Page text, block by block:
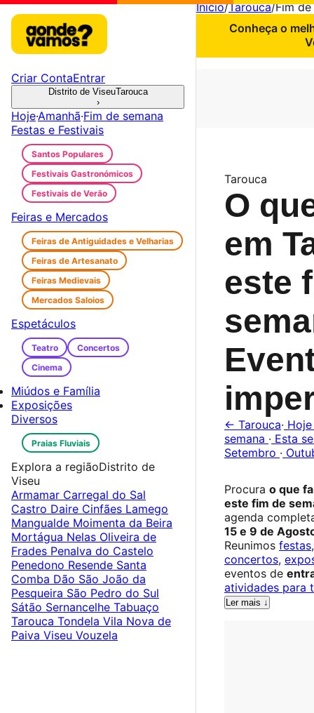
Início/Tarouca/Fim de
Conheça o
Tarouca
O
em
este
← Tarouca·
semana · Esta
Setembro ·
Procura o que
este fim de
agenda
15 e 9 de
Reunimos festas
concertos,
eventos de
atividades para
Ler mais ↓
Criar ContaEntrar
Distrito de ViseuTarouca
›
Hoje·Amanhã·Fim de semana
Festas e Festivais
Santos Populares
Festivais Gastronómicos
Festivais de Verão
Feiras e Mercados
Feiras de Antiguidades e Velharias
Feiras de Artesanato
Feiras Medievais
Mercados Saloios
Espetáculos
Teatro
Concertos
Cinema
Miúdos e Família
Exposições
Diversos
Praias Fluviais
Explora a regiãoDistrito de
Viseu
Armamar Carregal do Sal
Castro Daire Cinfães Lamego
Mangualde Moimenta da Beira
Mortágua Nelas Oliveira de
Frades Penalva do Castelo
Penedono Resende Santa
Comba Dão São João da
Pesqueira São Pedro do Sul
Sátão Sernancelhe Tabuaço
Tarouca Tondela Vila Nova de
Paiva Viseu Vouzela